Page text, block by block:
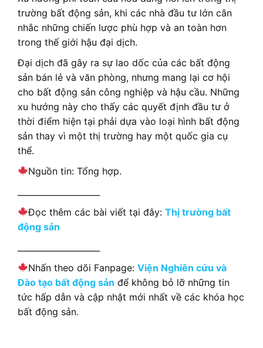
trường bất động sản, khi các nhà đầu tư lớn cân
nhắc những chiến lược phù hợp và an toàn hơn
trong thế giới hậu đại dịch.
Đại dịch đã gây ra sự lao dốc của các bất động
sản bán lẻ và văn phòng, nhưng mang lại cơ hội
cho bất động sản công nghiệp và hậu cầu. Những
xu hướng này cho thấy các quyết định đầu tư ở
thời điểm hiện tại phải dựa vào loại hình bất động
sản thay vì một thị trường hay một quốc gia cụ
thể.
Nguồn tin: Tổng hợp.
Đọc thêm các bài viết tại đây:Thị trường bất
động sản
Nhấn theo dõi Fanpage:Viện Nghiên cứu và
Đào tạo bất động sản để không bỏ lỡ những tin
tức hấp dẫn và cập nhật mới nhất về các khóa học
bất động sản.